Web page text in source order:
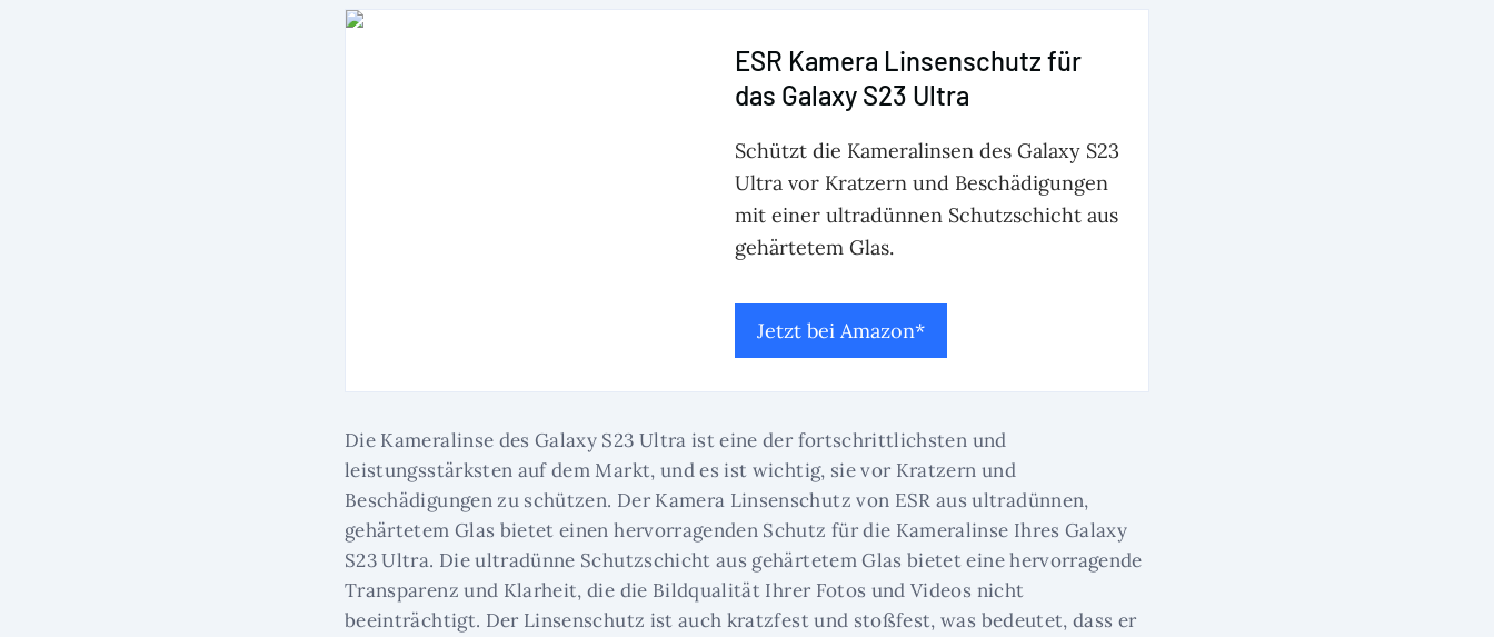
ESR Kamera Linsenschutz für
das Galaxy S23 Ultra
Schützt die Kameralinsen des Galaxy S23
Ultra vor Kratzern und Beschädigungen
mit einer ultradünnen Schutzschicht aus
gehärtetem Glas.
Jetzt bei Amazon*
Die Kameralinse des Galaxy S23 Ultra ist eine der fortschrittlichsten und
leistungsstärksten auf dem Markt, und es ist wichtig, sie vor Kratzern und
Beschädigungen zu schützen. Der Kamera Linsenschutz von ESR aus ultradünnen,
gehärtetem Glas bietet einen hervorragenden Schutz für die Kameralinse Ihres Galaxy
S23 Ultra. Die ultradünne Schutzschicht aus gehärtetem Glas bietet eine hervorragende
Transparenz und Klarheit, die die Bildqualität Ihrer Fotos und Videos nicht
beeinträchtigt. Der Linsenschutz ist auch kratzfest und stoßfest, was bedeutet, dass er